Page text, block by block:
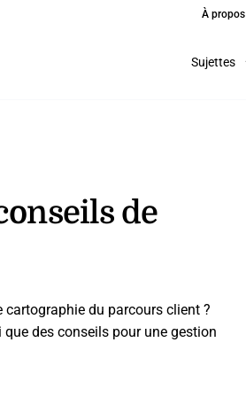
À propos
Sujettes
de
cartographie du parcours client ?
que des conseils pour une gestion